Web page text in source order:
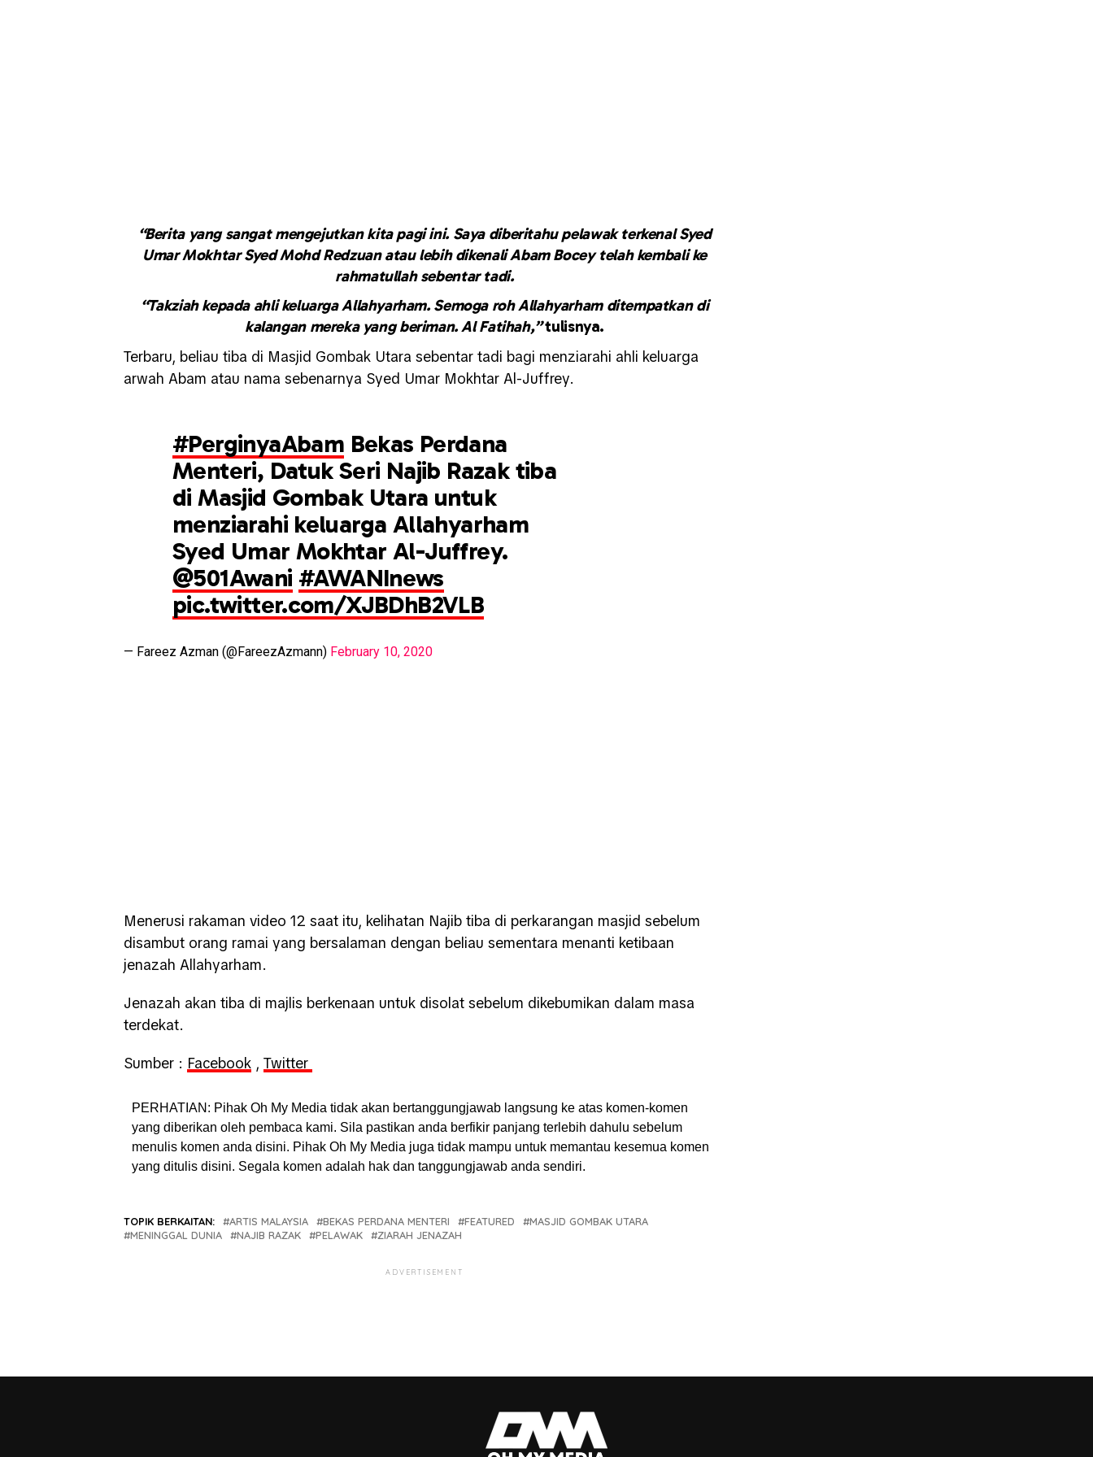
“Berita yang sangat mengejutkan kita pagi ini. Saya diberitahu pelawak terkenal Syed
Umar Mokhtar Syed Mohd Redzuan atau lebih dikenali Abam Bocey telah kembali ke
rahmatullah sebentar tadi.
“Takziah kepada ahli keluarga Allahyarham. Semoga roh Allahyarham ditempatkan di
kalangan mereka yang beriman. Al Fatihah,”tulisnya.
Terbaru, beliau tiba di Masjid Gombak Utara sebentar tadi bagi menziarahi ahli keluarga
arwah Abam atau nama sebenarnya Syed Umar Mokhtar Al-Juffrey.
#PerginyaAbam Bekas Perdana
Menteri, Datuk Seri Najib Razak tiba
di Masjid Gombak Utara untuk
menziarahi keluarga Allahyarham
Syed Umar Mokhtar Al-Juffrey.
@501Awani #AWANInews
pic.twitter.com/XJBDhB2VLB
— Fareez Azman (@FareezAzmann) February 10, 2020
Menerusi rakaman video 12 saat itu, kelihatan Najib tiba di perkarangan masjid sebelum
disambut orang ramai yang bersalaman dengan beliau sementara menanti ketibaan
jenazah Allahyarham.
Jenazah akan tiba di majlis berkenaan untuk disolat sebelum dikebumikan dalam masa
terdekat.
Sumber : Facebook , Twitter
PERHATIAN: Pihak Oh My Media tidak akan bertanggungjawab langsung ke atas komen-komen
yang diberikan oleh pembaca kami. Sila pastikan anda berfikir panjang terlebih dahulu sebelum
menulis komen anda disini. Pihak Oh My Media juga tidak mampu untuk memantau kesemua komen
yang ditulis disini. Segala komen adalah hak dan tanggungjawab anda sendiri.
TOPIK BERKAITAN: ARTIS MALAYSIA BEKAS PERDANA MENTERI FEATURED
MASJID GOMBAK UTARA
MENINGGAL DUNIA
NAJIB RAZAK PELAWAK ZIARAH JENAZAH
ADVERTISEMENT